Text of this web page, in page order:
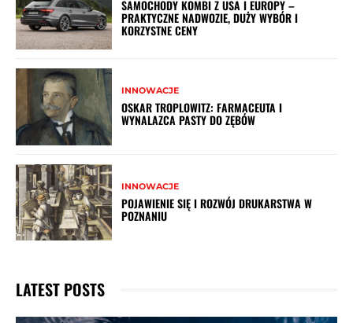
SAMOCHODY KOMBI Z USA I EUROPY –
PRAKTYCZNE NADWOZIE, DUŻY WYBÓR I
KORZYSTNE CENY
INNOWACJE
OSKAR TROPLOWITZ: FARMACEUTA I
WYNALAZCA PASTY DO ZĘBÓW
INNOWACJE
POJAWIENIE SIĘ I ROZWÓJ DRUKARSTWA W
POZNANIU
LATEST POSTS